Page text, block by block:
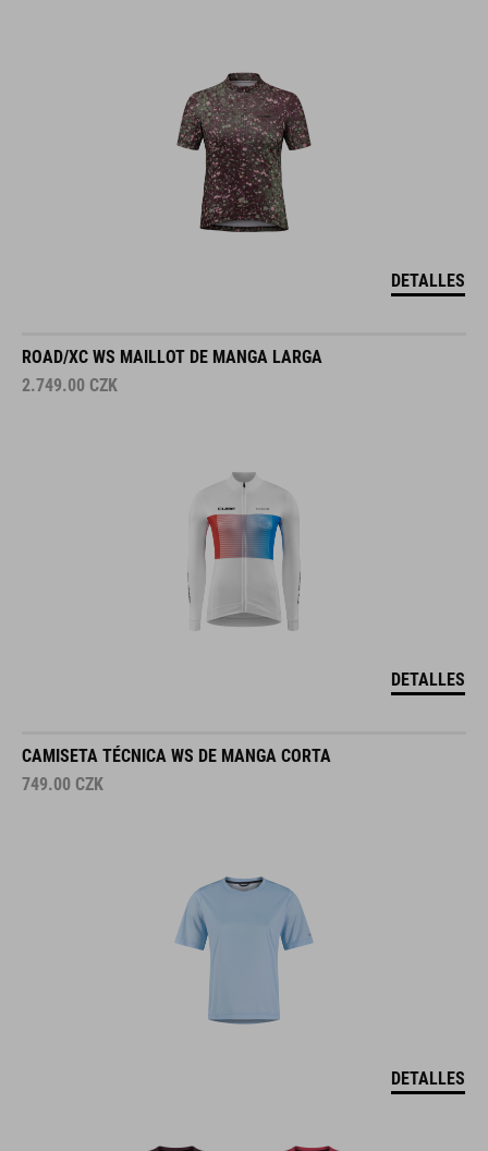
DETALLES
ROAD/XC WS MAILLOT DE MANGA LARGA
2.749.00 CZK
DETALLES
CAMISETA TÉCNICA WS DE MANGA CORTA
749.00 CZK
DETALLES